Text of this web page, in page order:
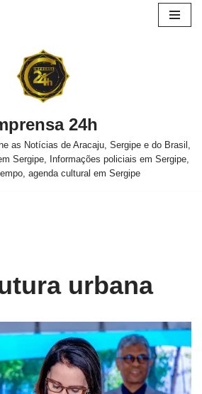
24h
as Notícias de Aracaju, Sergipe e do Brasil,
Sergipe, Informações policiais em Sergipe,
agenda cultural em Sergipe
urbana